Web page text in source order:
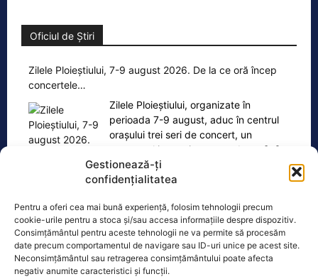
Gestionează-ți
confidențialitatea
Pentru a oferi cea mai bună experiență, folosim tehnologii precum
cookie-urile pentru a stoca și/sau accesa informațiile despre dispozitiv.
Consimțământul pentru aceste tehnologii ne va permite să procesăm
date precum comportamentul de navigare sau ID-uri unice pe acest site.
Neconsimțământul sau retragerea consimțământului poate afecta
negativ anumite caracteristici și funcții.
Oficiul de Știri
Zilele Ploieștiului, 7-9 august 2026. De la ce oră încep
concertele…
Zilele Ploieștiului, organizate în
perioada 7-9 august, aduc în centrul
orașului trei seri de concert, un
spectacol impresionant cu drone [...]
Ultimele știri
Strategia națională pentru biodiversitate, adoptată